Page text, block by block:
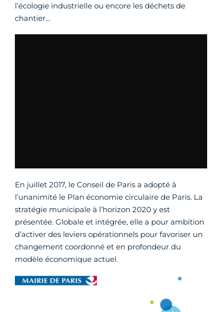
l’écologie industrielle ou encore les déchets de
chantier…
En juillet 2017, le Conseil de Paris a adopté à
l’unanimité le Plan économie circulaire de Paris. La
stratégie municipale à l’horizon 2020 y est
présentée. Globale et intégrée, elle a pour ambition
d’activer des leviers opérationnels pour favoriser un
changement coordonné et en profondeur du
modèle économique actuel.